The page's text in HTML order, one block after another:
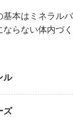
基本はミネラルバ
ならない体内づ
ル
ズ